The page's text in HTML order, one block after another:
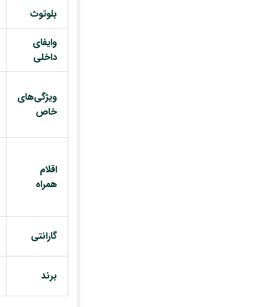
بلوتوث
وایفای
داخلی
ویژگی‌های
خاص
اقلام
همراه
گارانتی
برند